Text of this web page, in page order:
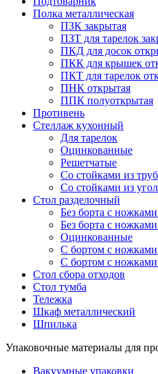
Полка металлическая
ПЗК закрытая
ПЗТ для тарелок
ПКД для досок
ПКК для крышек
ПКТ для тарелок
ПНК открытая
ППК полуоткрытая
Противень
Стеллаж кухонный
Для тарелок
Оцинкованные
Решетчатые
Со стойками из
Со стойками из
Стол разделочный
Без борта с
Без борта с
Оцинкованные
С бортом с
С бортом с ножками
Стол сбора отходов
Стол тумба
Тележка
Шкаф металлический
Шпилька
Упаковочные материалы для
Вакуумные упаковки